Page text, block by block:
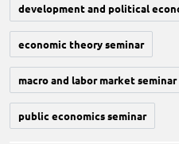
development and political
economic theory seminar
macro and labor market seminar
public economics seminar